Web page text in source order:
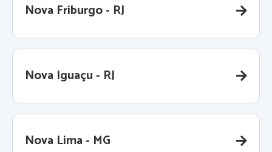
Nova Friburgo - RJ
Nova Iguaçu - RJ
Nova Lima - MG